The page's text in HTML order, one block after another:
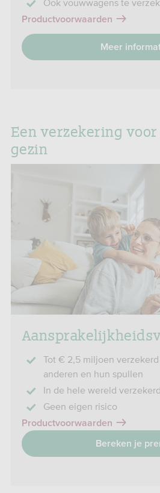
Ook vouwwagens te
Productvoorwaarden
Meer
Een verzekering
gezin
Tot € 2,5 miljoen
anderen en hun spullen
In de hele wereld verzekerd
Geen eigen risico
Productvoorwaarden
Bereken je